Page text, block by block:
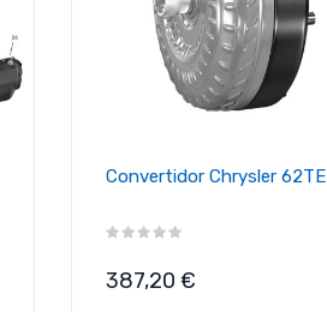
Convertidor Chrysler 62TE
Precio
387,20 €